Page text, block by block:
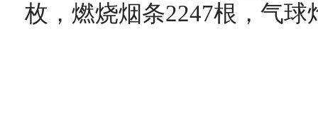
枚，燃烧烟条2247根，气球